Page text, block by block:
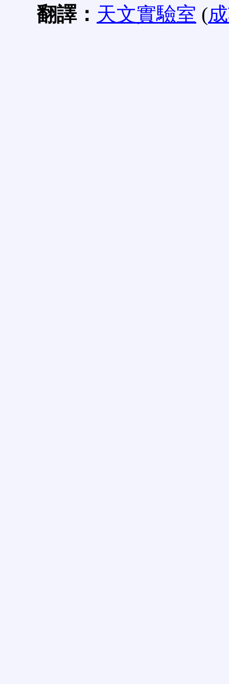
翻譯： 天文實驗室 (